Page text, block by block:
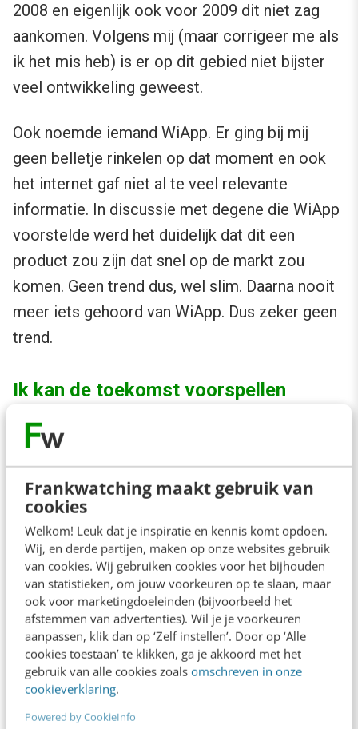
Frankwatching maakt gebruik van
cookies
Welkom! Leuk dat je inspiratie en kennis komt opdoen.
Wij, en derde partijen, maken op onze websites gebruik
van cookies. Wij gebruiken cookies voor het bijhouden
van statistieken, om jouw voorkeuren op te slaan, maar
ook voor marketingdoeleinden (bijvoorbeeld het
afstemmen van advertenties). Wil je je voorkeuren
aanpassen, klik dan op ‘Zelf instellen’. Door op ‘Alle
cookies toestaan’ te klikken, ga je akkoord met het
gebruik van alle cookies zoals omschreven in onze
cookieverklaring.
Powered by CookieInfo
2008 en eigenlijk ook voor 2009 dit niet zag
aankomen. Volgens mij (maar corrigeer me als
ik het mis heb) is er op dit gebied niet bijster
veel ontwikkeling geweest.
Ook noemde iemand WiApp. Er ging bij mij
geen belletje rinkelen op dat moment en ook
het internet gaf niet al te veel relevante
informatie. In discussie met degene die WiApp
voorstelde werd het duidelijk dat dit een
product zou zijn dat snel op de markt zou
komen. Geen trend dus, wel slim. Daarna nooit
meer iets gehoord van WiApp. Dus zeker geen
trend.
Ik kan de toekomst voorspellen
Iedereen die dat zegt moet je niet al te serieus
nemen. Met toekomst voorspellen bedoel ik
uitspraken die verder gaan dan: in 2010 gaat het
regenen op een zaterdag of er gaat een
bekende Nederlander dood. Dat is dusdanig
generiek dat het geen waarde heeft. Echte en
concrete voorspellingen, daar wagen weinig
mensen zich aan.
Hoe stel je dan vast of iets een trend gaat
worden? Wat is een trend eigenlijk? Volgens
Webster is eentrend